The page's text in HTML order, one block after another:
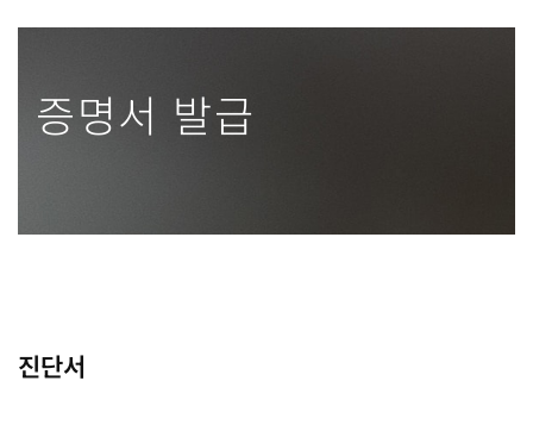
증명서 발급
진단서